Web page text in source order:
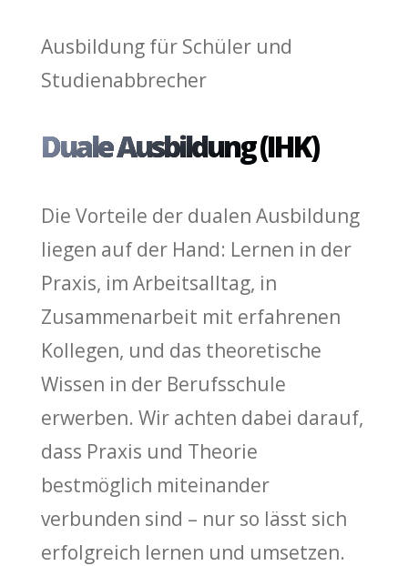
Ausbildung für Schüler und
Studienabbrecher
Duale Ausbildung (IHK)
Die Vorteile der dualen Ausbildung
liegen auf der Hand: Lernen in der
Praxis, im Arbeitsalltag, in
Zusammenarbeit mit erfahrenen
Kollegen, und das theoretische
Wissen in der Berufsschule
erwerben. Wir achten dabei darauf,
dass Praxis und Theorie
bestmöglich miteinander
verbunden sind – nur so lässt sich
erfolgreich lernen und umsetzen.